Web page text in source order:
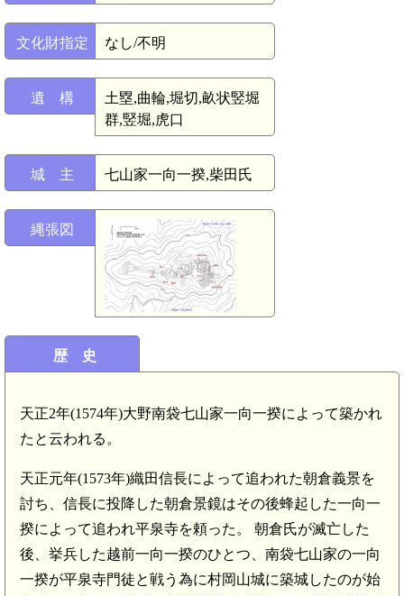
文化財指定 なし/不明
遺 構
土塁,曲輪,堀切,畝状竪堀
群,竪堀,虎口
城 主 七山家一向一揆,柴田氏
縄張図
歴 史
天正2年(1574年)大野南袋七山家一向一揆によって築かれ
たと云われる。
天正元年(1573年)織田信長によって追われた朝倉義景を
討ち、信長に投降した朝倉景鏡はその後蜂起した一向一
揆によって追われ平泉寺を頼った。 朝倉氏が滅亡した
後、挙兵した越前一向一揆のひとつ、南袋七山家の一向
一揆が平泉寺門徒と戦う為に村岡山城に築城したのが始